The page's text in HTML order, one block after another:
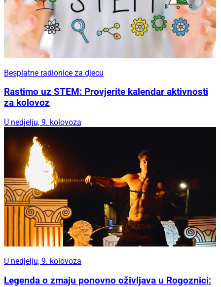
Besplatne radionice za djecu
za kolovoz
U nedjelju, 9. kolovoza
U nedjelju, 9. kolovoza
Spektakl koji će oduševiti sve generacije
Oglas